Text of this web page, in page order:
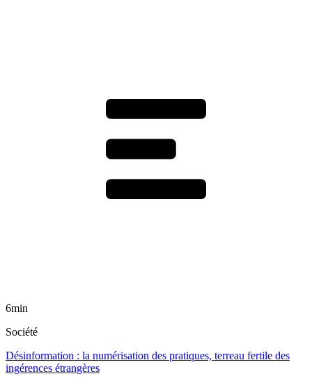
6min
Société
Désinformation : la numérisation des pratiques, terreau fertile des
ingérences étrangères